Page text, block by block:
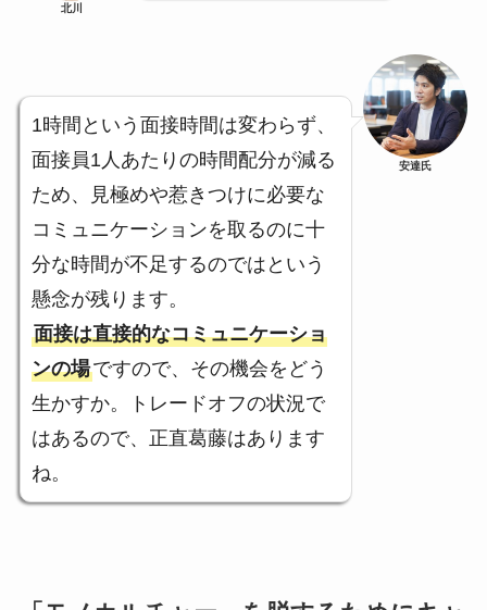
北川
1時間という面接時間は変わらず、
面接員1人あたりの時間配分が減る
ため、見極めや惹きつけに必要な
コミュニケーションを取るのに十
分な時間が不足するのではという
懸念が残ります。
面接は直接的なコミュニケーショ
ンの場ですので、その機会をどう
生かすか。トレードオフの状況で
はあるので、正直葛藤はあります
ね。
安達氏